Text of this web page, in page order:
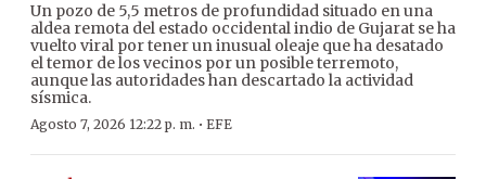
Un pozo de 5,5 metros de profundidad situado en una
aldea remota del estado occidental indio de Gujarat se ha
vuelto viral por tener un inusual oleaje que ha desatado
el temor de los vecinos por un posible terremoto,
aunque las autoridades han descartado la actividad
sísmica.
Agosto 7, 2026 12:22 p. m. · EFE